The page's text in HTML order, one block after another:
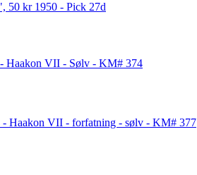
50 kr 1950 - Pick 27d
Haakon VII - Sølv - KM# 374
- Haakon VII - forfatning - sølv - KM# 377